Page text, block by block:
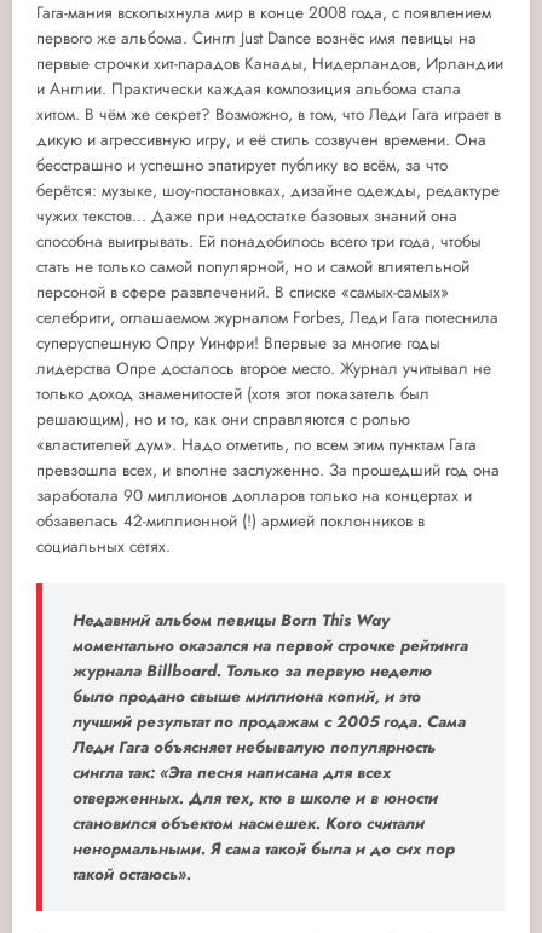
Гага-мания всколыхнула мир в конце 2008 года, с появлением
первого же альбома. Сингл Just Dancе вознёс имя певицы на
первые строчки хит-парадов Канады, Нидерландов, Ирландии
и Англии. Практически каждая композиция альбома стала
хитом. В чём же секрет? Возможно, в том, что Леди Гага играет в
дикую и агрессивную игру, и её стиль созвучен времени. Она
бесстрашно и успешно эпатирует публику во всём, за что
берётся: музыке, шоу-постановках, дизайне одежды, редактуре
чужих текстов... Даже при недостатке базовых знаний она
способна выигрывать. Ей понадобилось всего три года, чтобы
стать не только самой популярной, но и самой влиятельной
персоной в сфере развлечений. В списке «самых-самых»
селебрити, оглашаемом журналом Forbes, Леди Гага потеснила
суперуспешную Опру Уинфри! Впервые за многие годы
лидерства Опре досталось второе место. Журнал учитывал не
только доход знаменитостей (хотя этот показатель был
решающим), но и то, как они справляются с ролью
«властителей дум». Надо отметить, по всем этим пунктам Гага
превзошла всех, и вполне заслуженно. За прошедший год она
заработала 90 миллионов долларов только на концертах и
обзавелась 42-миллионной (!) армией поклонников в
социальных сетях.
Недавний альбом певицы Born This Way
моментально оказался на первой строчке рейтинга
журнала Billboard. Только за первую неделю
было продано свыше миллиона копий, и это
лучший результат по продажам с 2005 года. Сама
Леди Гага объясняет небывалую популярность
сингла так: «Эта песня написана для всех
отверженных. Для тех, кто в школе и в юности
становился объектом насмешек. Кого считали
ненормальными. Я сама такой была и до сих пор
такой остаюсь».